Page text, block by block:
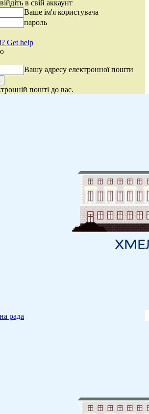
в свій аккаунт
Ваше ім'я користувача
пароль
Get help
Вашу адресу електронної пошти
пошті до вас.
рада